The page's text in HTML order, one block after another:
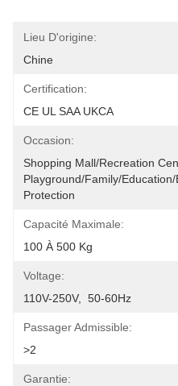
Lieu D'origine:
Chine
Certification:
CE UL SAA UKCA
Occasion:
Shopping Mall/Recreation
Playground/Family/
Protection
Capacité Maximale:
100 À 500 Kg
Voltage:
110V-250V,  50-60Hz
Passager Admissible:
>2
Garantie: